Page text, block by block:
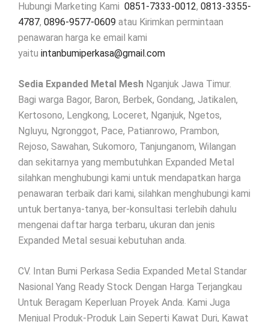
Hubungi Marketing Kami 0851-7333-0012, 0813-3355-
4787, 0896-9577-0609 atau Kirimkan permintaan
penawaran harga ke email kami
yaitu intanbumiperkasa@gmail.com
Sedia Expanded Metal Mesh Nganjuk Jawa Timur.
Bagi warga Bagor, Baron, Berbek, Gondang, Jatikalen,
Kertosono, Lengkong, Loceret, Nganjuk, Ngetos,
Ngluyu, Ngronggot, Pace, Patianrowo, Prambon,
Rejoso, Sawahan, Sukomoro, Tanjunganom, Wilangan
dan sekitarnya yang membutuhkan Expanded Metal
silahkan menghubungi kami untuk mendapatkan harga
penawaran terbaik dari kami, silahkan menghubungi kami
untuk bertanya-tanya, ber-konsultasi terlebih dahulu
mengenai daftar harga terbaru, ukuran dan jenis
Expanded Metal sesuai kebutuhan anda.
CV. Intan Bumi Perkasa Sedia Expanded Metal Standar
Nasional Yang Ready Stock Dengan Harga Terjangkau
Untuk Beragam Keperluan Proyek Anda. Kami Juga
Menjual Produk-Produk Lain Seperti Kawat Duri, Kawat